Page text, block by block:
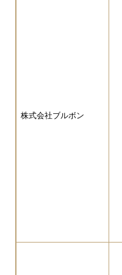
株式会社ブルボン